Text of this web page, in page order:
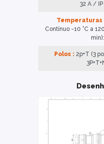
32 A / IP
Temperaturas
Contínuo -10 °C a
Polos : 2p+T (3